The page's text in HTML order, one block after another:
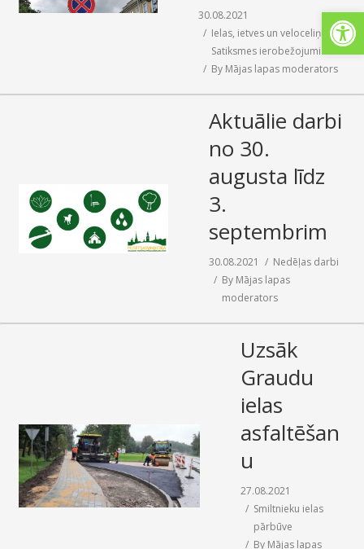
30.08.2021
Ielas, ietves un veloceliņi
Satiksmes ierobežojumi
By Mājas lapas moderators
Aktuālie darbi
no 30.
augusta līdz
3.
septembrim
30.08.2021
Nedēļas darbi
By Mājas lapas
moderators
Uzsāk
Graudu
ielas
asfaltēšan
u
27.08.2021
Smiltnieku ielas
pārbūve
By Mājas lapas